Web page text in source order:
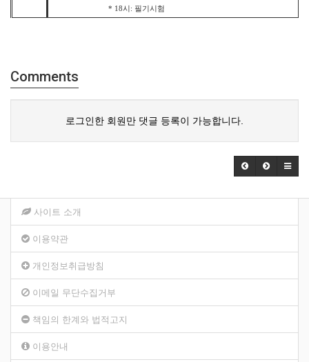
* 18시: 필기시험
Comments
로그인한 회원만 댓글 등록이 가능합니다.
사이트 소개
이용약관
개인정보취급방침
이메일 무단수집거부
책임의 한계와 법적고지
이용안내